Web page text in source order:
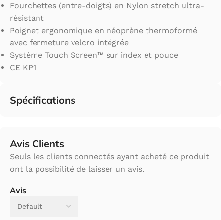
Fourchettes (entre-doigts) en Nylon stretch ultra-
résistant
Poignet ergonomique en néoprène thermoformé
avec fermeture velcro intégrée
Système Touch Screen™ sur index et pouce
CE KP1
Spécifications
Avis Clients
Avis
Seuls les clients connectés ayant acheté ce produit
ont la possibilité de laisser un avis.